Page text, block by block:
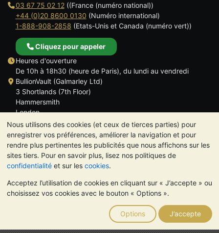
Nous utilisons des cookies (et ceux de tierces parties) pour
enregistrer vos préférences, améliorer la navigation et pour
rendre plus pertinentes les publicités que nous affichons sur les
sites tiers. Pour en savoir plus, lisez nos politiques de
confidentialité et sur les cookies.
Acceptez l’utilisation de cookies en cliquant sur « J’accepte » ou
choisissez vos cookies avec le bouton « Options ».
Options J’accepte
03 67 75 02 12((France (numéro national))
+44 (0)20 8600 0130 (Numéro international)
1-888-908-2858 (Etats-Unis et Canada (numéro vert))
Cliquez pour appeler
Heures d'ouverture
De 10h à 18h30 (heure de Paris), du lundi au vendredi
BullionVault (Galmarley Ltd)
3 Shortlands (7th Floor)
Hammersmith
London
W6 8DA
ROYAUME UNI
TrustScore 4.6 | 534 avis
VEUILLEZ NOTER: La valeur des métaux précieux peut aussi
bien baisser qu'augmenter. Les tendances historiques ne
garantissent pas l'évolution future des cours. Rien sur les sites
Internet de BullionVault ou dans ses communications ne